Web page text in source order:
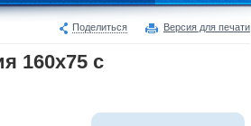
Поделиться Версия для печати
160х75 с